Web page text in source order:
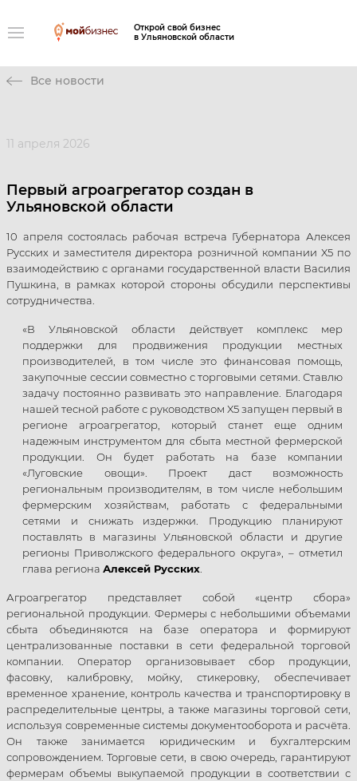
Открой свой бизнес
в Ульяновской области
Все новости
11 апреля 2026
Первый агроагрегатор создан в
Ульяновской области
10 апреля состоялась рабочая встреча Губернатора Алексея
Русских и заместителя директора розничной компании X5 по
взаимодействию с органами государственной власти Василия
Пушкина, в рамках которой стороны обсудили перспективы
сотрудничества.
«В Ульяновской области действует комплекс мер
поддержки для продвижения продукции местных
производителей, в том числе это финансовая помощь,
закупочные сессии совместно с торговыми сетями. Ставлю
задачу постоянно развивать это направление. Благодаря
нашей тесной работе с руководством X5 запущен первый в
регионе агроагрегатор, который станет еще одним
надежным инструментом для сбыта местной фермерской
продукции. Он будет работать на базе компании
«Луговские овощи». Проект даст возможность
региональным производителям, в том числе небольшим
фермерским хозяйствам, работать с федеральными
сетями и снижать издержки. Продукцию планируют
поставлять в магазины Ульяновской области и другие
регионы Приволжского федерального округа», – отметил
глава региона Алексей Русских
Агроагрегатор представляет собой «центр сбора»
региональной продукции. Фермеры с небольшими объемами
сбыта объединяются на базе оператора и формируют
централизованные поставки в сети федеральной торговой
компании. Оператор организовывает сбор продукции,
фасовку, калибровку, мойку, стикеровку, обеспечивает
временное хранение, контроль качества и транспортировку в
распределительные центры, а также магазины торговой сети,
используя современные системы документооборота и расчёта.
Он также занимается юридическим и бухгалтерским
сопровождением. Торговые сети, в свою очередь, гарантируют
фермерам объемы выкупаемой продукции в соответствии с